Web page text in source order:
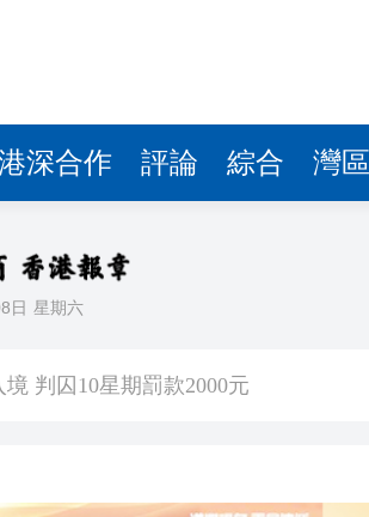
深合作 評論 綜合 灣區
日 星期六
判囚10星期罰款2000元